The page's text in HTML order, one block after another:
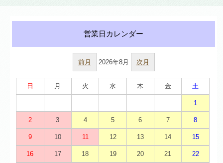
前月 2026年8月 次月
日 月 火 水 木 金 土
1
2 3 4 5 6 7 8
9 10 11 12 13 14 15
16 17 18 19 20 21 22